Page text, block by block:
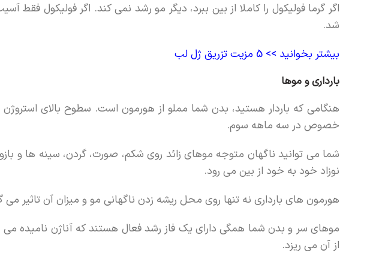
اگر گرما فولیکول را کاملا از بین ببرد، دیگر مو رشد نمی کند. اگر فولیکول فقط
شد.
بیشتر بخوانید >> 5 مزیت تزریق ژل لب
بارداری و موها
هنگامی که باردار هستید، بدن شما مملو از هورمون است. سطوح بالای
خصوص در سه ماهه سوم.
شما می توانید ناگهان متوجه موهای زائد روی شکم، صورت، گردن، سینه ها و
نوزاد خود به خود از بین می رود.
هورمون های بارداری نه تنها روی محل ریشه زدن ناگهانی مو و میزان آن تاثیر
موهای سر و بدن شما همگی دارای یک فاز رشد فعال هستند که آناژن نامیده
از آن می ریزد.